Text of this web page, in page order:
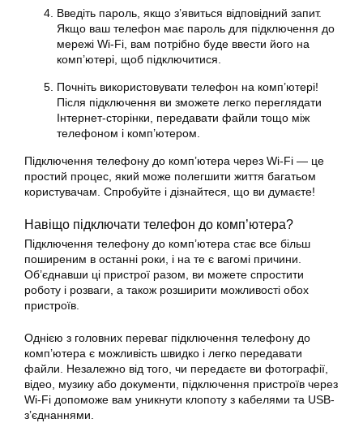
Введіть пароль, якщо з’явиться відповідний запит.
Якщо ваш телефон має пароль для підключення до
мережі Wi-Fi, вам потрібно буде ввести його на
комп’ютері, щоб підключитися.
Почніть використовувати телефон на комп’ютері!
Після підключення ви зможете легко переглядати
Інтернет-сторінки, передавати файли тощо між
телефоном і комп’ютером.
Підключення телефону до комп’ютера через Wi-Fi — це
простий процес, який може полегшити життя багатьом
користувачам. Спробуйте і дізнайтеся, що ви думаєте!
Навіщо підключати телефон до комп’ютера?
Підключення телефону до комп’ютера стає все більш
поширеним в останні роки, і на те є вагомі причини.
Об’єднавши ці пристрої разом, ви можете спростити
роботу і розваги, а також розширити можливості обох
пристроїв.
Однією з головних переваг підключення телефону до
комп’ютера є можливість швидко і легко передавати
файли. Незалежно від того, чи передаєте ви фотографії,
відео, музику або документи, підключення пристроїв через
Wi-Fi допоможе вам уникнути клопоту з кабелями та USB-
з’єднаннями.